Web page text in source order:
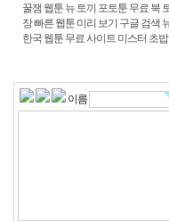
꿀잼 웹툰 뉴 토끼 포토툰 무료 북
장 빠른 웹툰 미리 보기 구글 검색
한국 웹툰 무료 사이트 미스터 초
이름